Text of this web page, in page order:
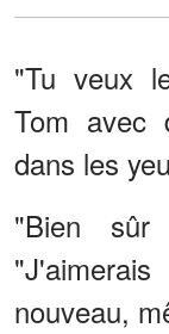
"Tu veux
Tom avec
dans les
"Bien
nouveau,